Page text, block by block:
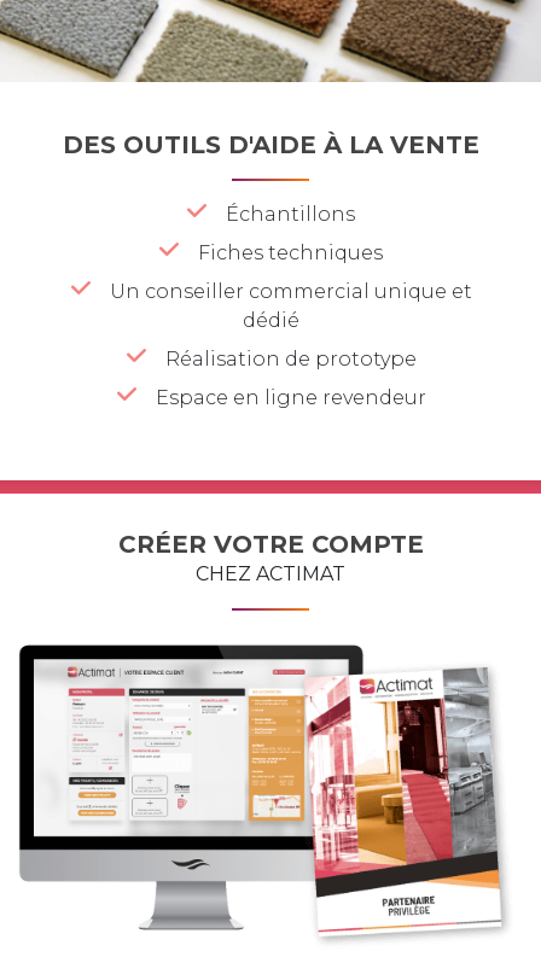
DES OUTILS D'AIDE À LA VENTE
Échantillons
Fiches techniques
Un conseiller commercial unique et
dédié
Réalisation de prototype
Espace en ligne revendeur
CRÉER VOTRE COMPTE
CHEZ ACTIMAT